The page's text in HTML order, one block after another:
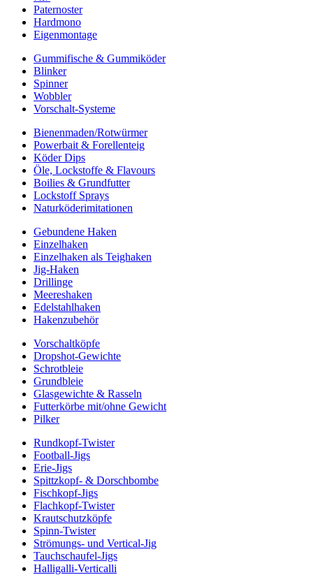
Paternoster
Hardmono
Eigenmontage
Gummifische & Gummiköder
Blinker
Spinner
Wobbler
Vorschalt-Systeme
Bienenmaden/Rotwürmer
Powerbait & Forellenteig
Köder Dips
Öle, Lockstoffe & Flavours
Boilies & Grundfutter
Lockstoff Sprays
Naturköderimitationen
Gebundene Haken
Einzelhaken
Einzelhaken als Teighaken
Jig-Haken
Drillinge
Meereshaken
Edelstahlhaken
Hakenzubehör
Vorschaltköpfe
Dropshot-Gewichte
Schrotbleie
Grundbleie
Glasgewichte & Rasseln
Futterkörbe mit/ohne Gewicht
Pilker
Rundkopf-Twister
Football-Jigs
Erie-Jigs
Spittzkopf- & Dorschbombe
Fischkopf-Jigs
Flachkopf-Twister
Krautschutzköpfe
Spinn-Twister
Strömungs- und Vertical-Jig
Tauchschaufel-Jigs
Halligalli-Verticalli